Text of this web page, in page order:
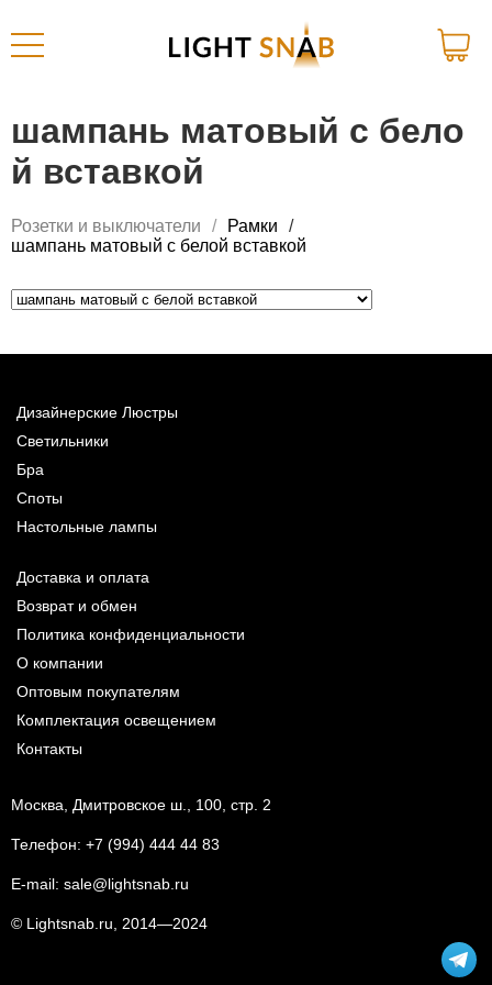
шампань матовый с бело
й вставкой
Розетки и выключатели
Рамки
шампань матовый с белой вставкой
Дизайнерские Люстры
Светильники
Бра
Споты
Настольные лампы
Доставка и оплата
Возврат и обмен
Политика конфиденциальности
О компании
Оптовым покупателям
Комплектация освещением
Контакты
Москва, Дмитровское ш., 100, стр. 2
Телефон: +7 (994) 444 44 83
E-mail: sale@lightsnab.ru
© Lightsnab.ru, 2014—2024